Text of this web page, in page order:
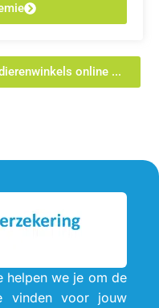
online ...
helpen we je om de
vinden voor jouw